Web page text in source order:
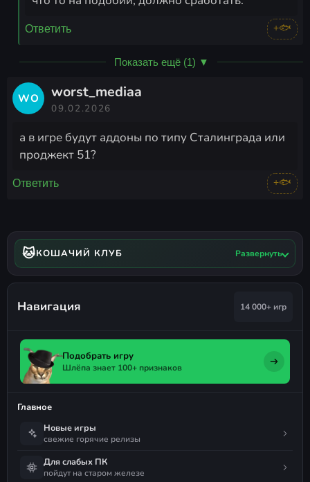
Ответить +🐟
Показать ещё (1) ▼
WO worst_mediaa
09.02.2026
а в игре будут аддоны по типу Сталинграда или
проджект 51?
Ответить +🐟
🐱КОШАЧИЙ КЛУБ Развернуть
Навигация 14 000+ игр
Подобрать игру
Шлёпа знает 100+ признаков
Главное
Новые игры
свежие горячие релизы
Для слабых ПК
пойдут на старом железе